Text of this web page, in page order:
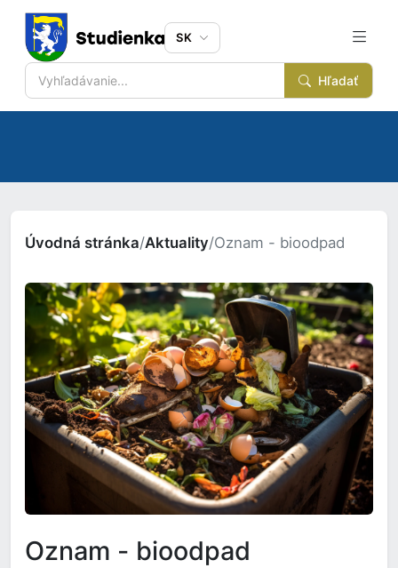
Hľadať
SK
Úvodná stránka/Aktuality/Oznam - bioodpad
Oznam - bioodpad